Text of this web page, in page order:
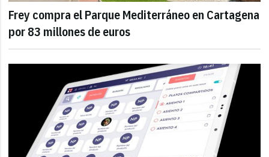
Frey compra el Parque Mediterráneo en Cartagena
por 83 millones de euros